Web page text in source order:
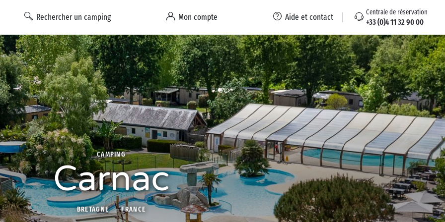
Rechercher un camping Mon compte Aide et contact Centrale de réservation
+33 (0)4 11 32 90 00
CAMPING
Carnac
BRETAGNE FRANCE